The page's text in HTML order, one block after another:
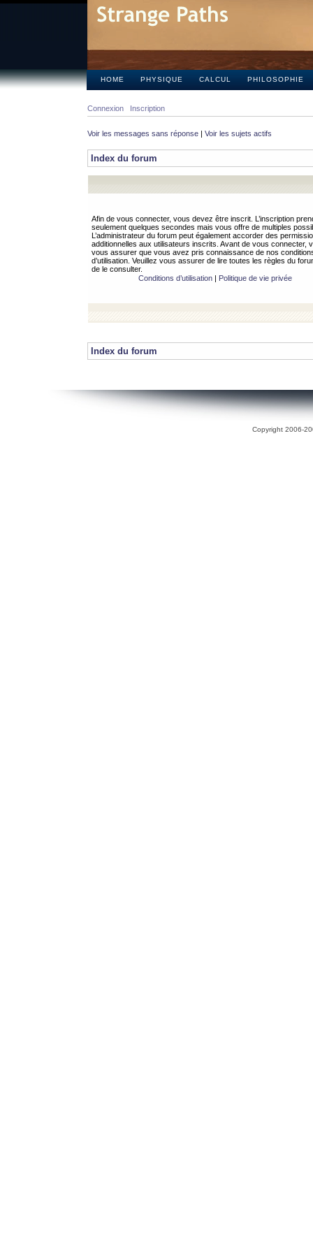
HOME PHYSIQUE CALCUL PHILOSOPHIE
Connexion Inscription
Voir les messages sans réponse | Voir les sujets actifs
Index du forum
Afin de vous connecter, vous devez être inscrit. L’inscription
seulement quelques secondes mais vous offre de multiples
L’administrateur du forum peut également accorder des
additionnelles aux utilisateurs inscrits. Avant de vous connecter,
vous assurer que vous avez pris connaissance de nos
d’utilisation. Veuillez vous assurer de lire toutes les règles du
de le consulter.
Conditions d’utilisation| Politique de vie privée
Index du forum
Copyright 2006-